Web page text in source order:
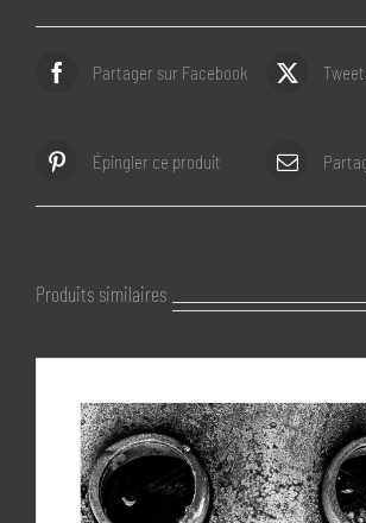
Partager sur Facebook
Épingler ce produit
Produits similaires